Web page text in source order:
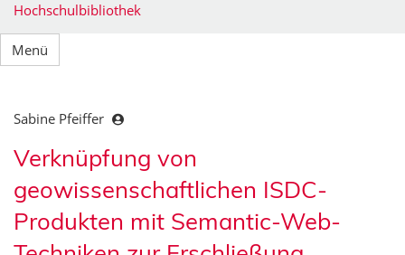
Hochschulbibliothek
Menü
Sabine Pfeiffer
Verknüpfung von
geowissenschaftlichen ISDC-
Produkten mit Semantic-Web-